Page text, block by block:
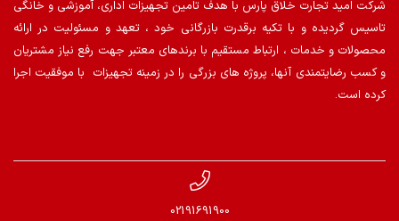
شرکت امید تجارت خلاق پارس با هدف تامین تجهیزات اداری، آموزشی و خانگی
تاسیس گردیده و با تکیه برقدرت بازرگانی خود ، تعهد و مسئولیت در ارائه
محصولات و خدمات ، ارتباط مستقیم با برندهای معتبر جهت رفع نیاز مشتریان
و کسب رضایتمندی آنها، پروژه های بزرگی را در زمینه تجهیزات با موفقیت اجرا
کرده است.
02191691900